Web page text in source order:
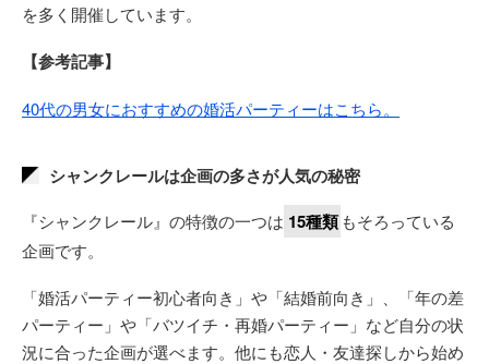
を多く開催しています。
【参考記事】
40代の男女におすすめの婚活パーティーはこちら。
シャンクレールは企画の多さが人気の秘密
『シャンクレール』の特徴の一つは 15種類 もそろっている
企画です。
「婚活パーティー初心者向き」や「結婚前向き」、「年の差
パーティー」や「バツイチ・再婚パーティー」など自分の状
況に合った企画が選べます。他にも恋人・友達探しから始め